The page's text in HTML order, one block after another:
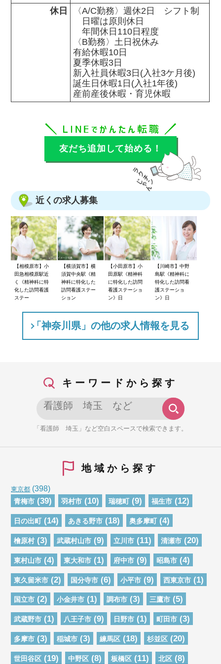
休日
〈A/C勤務〉週休2日　シフト制
日曜は原則休日
年間休日110日程度
〈B勤務〉土日祝休み
有給休暇10日
夏季休暇3日
新入社員休暇3日(入社3ケ月後)
誕生日休暇1日(入社1年後)
産前産後休暇・育児休暇
友だち追加して始める！
近くの求人募集
【相模原市】小
田急相模原駅近
く《精神科に特
化した訪問看護
ステー
【横須賀市】横
須賀中央駅《精
神科に特化した
訪問看護ステー
ション
【小田原市】小
田原駅《精神科
に特化した訪問
看護ステーショ
ン》日
【川崎市】中野
島駅《精神科に
特化した訪問看
護ステーショ
ン》日
「神奈川県」の他の求人情報を見る
キーワードから探す
「看護師 埼玉」など空白スペースで検索できます。
地域から探す
東京都 (398)
青梅市 (39) 羽村市 (10) 瑞穂町 (9) 福生市 (12)
日の出町 (14) あきる野市 (18) 奥多摩町 (4)
檜原村 (3) 武蔵村山市 (9) 立川市 (11) 清瀬市 (20)
東村山市 (4) 東大和市 (1) 府中市 (9) 昭島市 (4)
東久留米市 (2) 国分寺市 (6) 小平市 (9) 西東京市 (1)
国立市 (2) 小金井市 (1) 調布市 (3) 三鷹市 (5)
武蔵野市 (1) 八王子市 (9) 日野市 (1) 町田市 (3)
多摩市 (3) 稲城市 (3) 練馬区 (18) 杉並区 (20)
世田谷区 (19) 中野区 (8) 板橋区 (11) 北区 (8)